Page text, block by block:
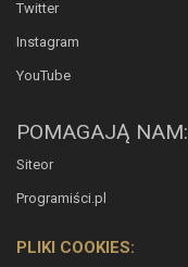
Twitter
Instagram
YouTube
POMAGAJĄ NAM:
Siteor
Programiści.pl
PLIKI COOKIES: